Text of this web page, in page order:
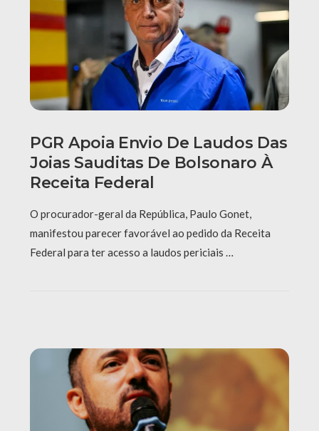
PGR Apoia Envio De Laudos Das
Joias Sauditas De Bolsonaro À
Receita Federal
O procurador-geral da República, Paulo Gonet,
manifestou parecer favorável ao pedido da Receita
Federal para ter acesso a laudos periciais …